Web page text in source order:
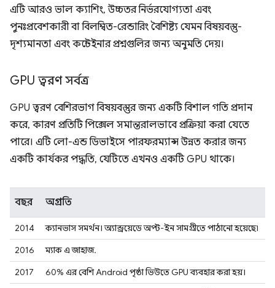
এটি আরও ভাল ক্যাশিং, উচ্চতর নির্ভরযোগ্যতা এবং
পুনঃপ্রবেশকারী বা বিলম্বিত-রেন্ডারিং বৈশিষ্ট্য যেমন বিষয়বস্তু-
দৃশ্যমানতা এবং কন্টেইনার প্রশ্নগুলির জন্য অনুমতি দেয়।
GPU ত্বরণ সর্বত্র
GPU ত্বরণ বেশিরভাগ বিষয়বস্তুর জন্য একটি বিশাল গতি প্রদান
করে, কারণ প্রতিটি পিক্সেল সমান্তরালভাবে প্রক্রিয়া করা যেতে
পারে। এটি লো-এন্ড ডিভাইসে পারফরম্যান্স উন্নত করার জন্য
একটি কার্যকর পদ্ধতি, যেটিতে এখনও একটি GPU থাকে।
বছর অগ্রগতি
2014
ক্যানভাস সমর্থন। অ্যান্ড্রয়েডে অপ্ট-ইন সামগ্রীতে পাঠানো হয়েছে৷
2016
ম্যাক এ জাহাজ.
2017
60% এর বেশি Android পৃষ্ঠা ভিউতে GPU ব্যবহার করা হয়।